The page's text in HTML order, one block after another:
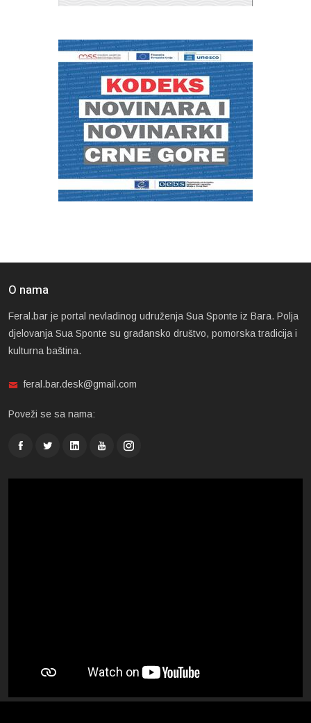
O nama
Feral.bar je portal nevladinog udruženja Sua Sponte iz Bara. Polja
djelovanja Sua Sponte su građansko društvo, pomorska tradicija i
kulturna baština.
feral.bar.desk@gmail.com
Poveži se sa nama: